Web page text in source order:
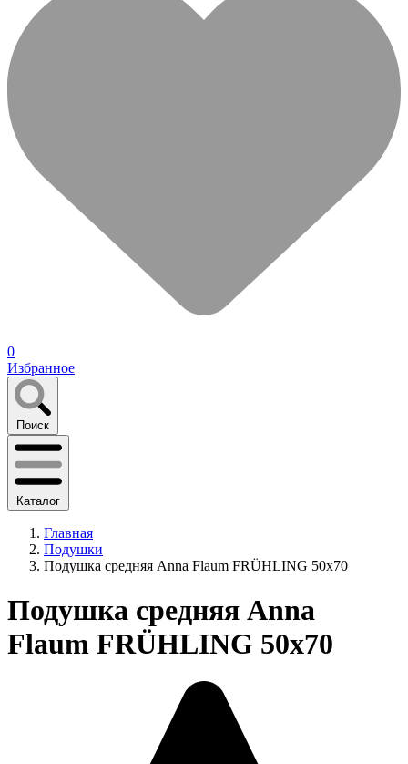
0
Избранное
Поиск
Каталог
Главная
Подушки
Подушка средняя Anna Flaum FRÜHLING 50х70
Подушка средняя Anna
Flaum FRÜHLING 50х70